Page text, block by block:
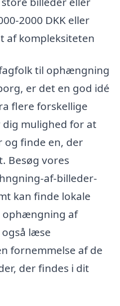
2000 DKK eller
af kompleksiteten
til ophængning
er det en god idé
flere forskellige
mulighed for at
og finde en, der
Besøg vores
af-billeder-
kan finde lokale
ophængning af
læse
fornemmelse af de
der findes i dit